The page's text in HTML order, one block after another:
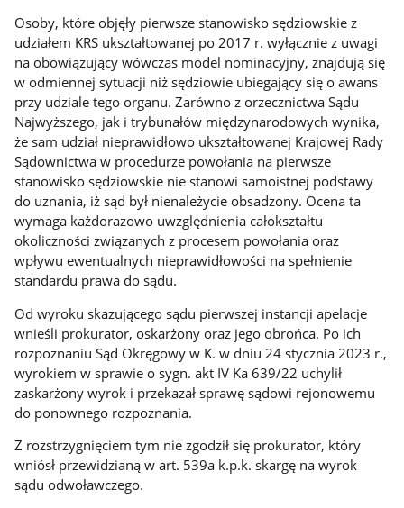
Osoby, które objęły pierwsze stanowisko sędziowskie z
udziałem KRS ukształtowanej po 2017 r. wyłącznie z uwagi
na obowiązujący wówczas model nominacyjny, znajdują się
w odmiennej sytuacji niż sędziowie ubiegający się o awans
przy udziale tego organu. Zarówno z orzecznictwa Sądu
Najwyższego, jak i trybunałów międzynarodowych wynika,
że sam udział nieprawidłowo ukształtowanej Krajowej Rady
Sądownictwa w procedurze powołania na pierwsze
stanowisko sędziowskie nie stanowi samoistnej podstawy
do uznania, iż sąd był nienależycie obsadzony. Ocena ta
wymaga każdorazowo uwzględnienia całokształtu
okoliczności związanych z procesem powołania oraz
wpływu ewentualnych nieprawidłowości na spełnienie
standardu prawa do sądu.
Od wyroku skazującego sądu pierwszej instancji apelacje
wnieśli prokurator, oskarżony oraz jego obrońca. Po ich
rozpoznaniu Sąd Okręgowy w K. w dniu 24 stycznia 2023 r.,
wyrokiem w sprawie o sygn. akt IV Ka 639/22 uchylił
zaskarżony wyrok i przekazał sprawę sądowi rejonowemu
do ponownego rozpoznania.
Z rozstrzygnięciem tym nie zgodził się prokurator, który
wniósł przewidzianą w art. 539a k.p.k. skargę na wyrok
sądu odwoławczego.